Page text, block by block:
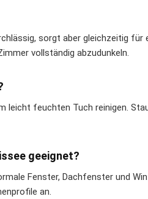
sorgt aber gleichzeitig
vollständig abzudunkeln.
leicht feuchten Tuch reinigen.
geeignet?
Fenster, Dachfenster und
an.